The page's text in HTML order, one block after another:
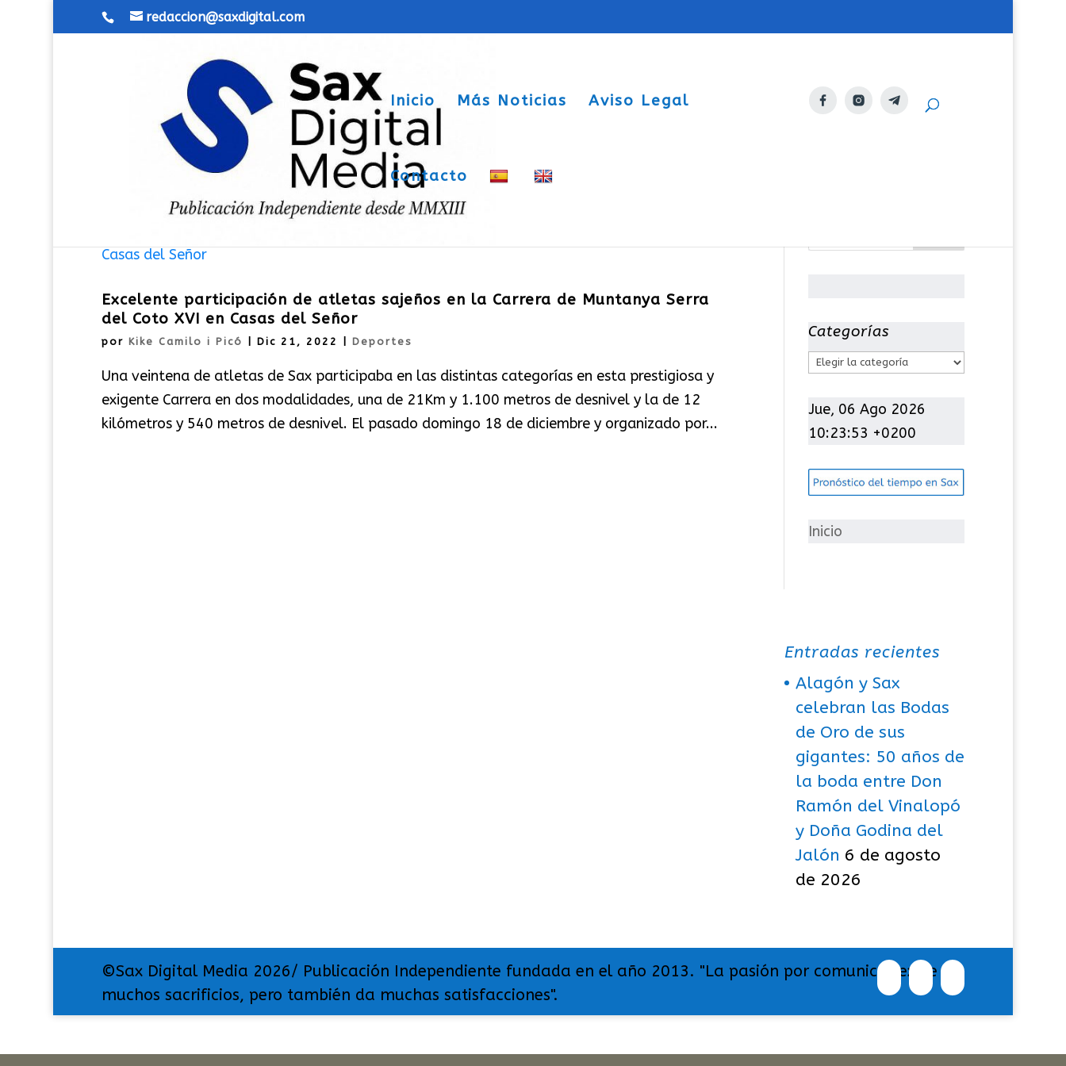
redaccion@saxdigital.com
Inicio Más Noticias Aviso Legal
Contacto
Excelente participación de atletas sajeños en la Carrera de Muntanya Serra
del Coto XVI en Casas del Señor
por Kike Camilo i Picó Dic 21, 2022 Deportes
Una veintena de atletas de Sax participaba en las distintas categorías en esta prestigiosa y
exigente Carrera en dos modalidades, una de 21Km y 1.100 metros de desnivel y la de 12
kilómetros y 540 metros de desnivel. El pasado domingo 18 de diciembre y organizado por...
Categorías
C
t
e
o
í
Jue, 06 Ago 2026
10:23:53 +0200
Inicio
Entradas recientes
Alagón y Sax
celebran las Bodas
de Oro de sus
gigantes: 50 años de
la boda entre Don
Ramón del Vinalopó
y Doña Godina del
Jalón 6 de agosto
de 2026
©Sax Digital Media 2026/ Publicación Independiente fundada en el año 2013. "La pasión por comunicar exige
muchos sacrificios, pero también da muchas satisfacciones".